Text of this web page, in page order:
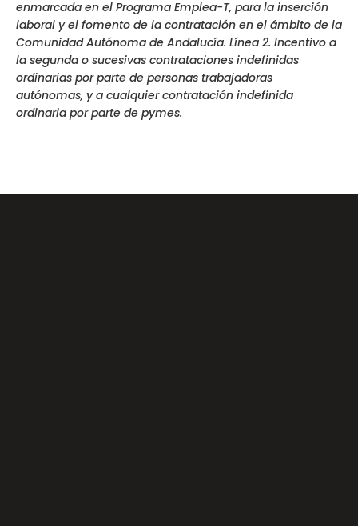
enmarcada en el Programa Emplea-T, para la inserción
laboral y el fomento de la contratación en el ámbito de la
Comunidad Autónoma de Andalucía. Línea 2. Incentivo a
la segunda o sucesivas contrataciones indefinidas
ordinarias por parte de personas trabajadoras
autónomas, y a cualquier contratación indefinida
ordinaria por parte de pymes.